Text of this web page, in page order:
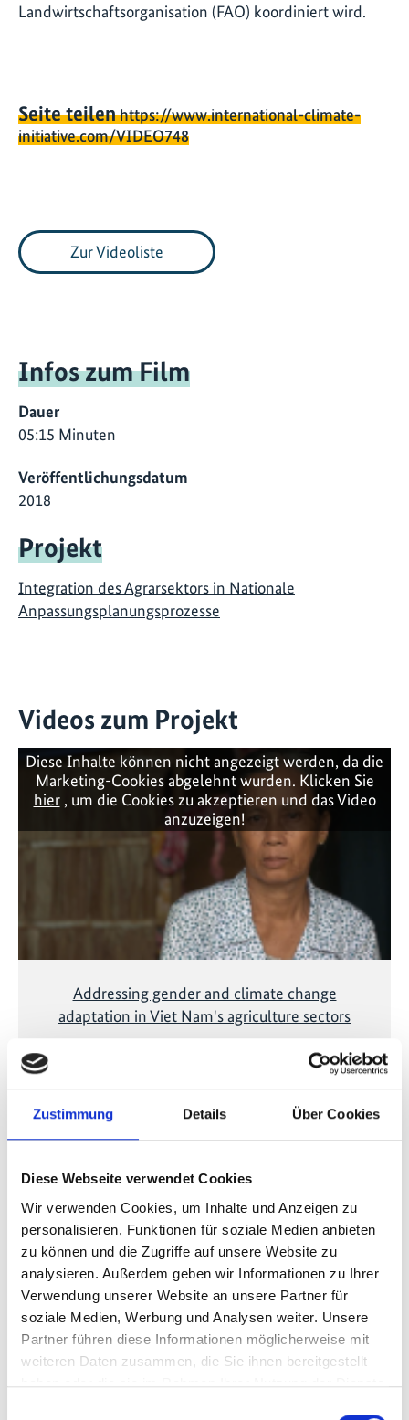
Zustimmung Details Über Cookies
Diese Webseite verwendet Cookies
Wir verwenden Cookies, um Inhalte und Anzeigen zu
personalisieren, Funktionen für soziale Medien anbieten
zu können und die Zugriffe auf unsere Website zu
analysieren. Außerdem geben wir Informationen zu Ihrer
Verwendung unserer Website an unsere Partner für
soziale Medien, Werbung und Analysen weiter. Unsere
Partner führen diese Informationen möglicherweise mit
weiteren Daten zusammen, die Sie ihnen bereitgestellt
haben oder die sie im Rahmen Ihrer Nutzung der Dienste
Landwirtschaftsorganisation (FAO) koordiniert wird.
Seite teilenhttps://www.international-climate-
initiative.com/VIDEO748
Zur Videoliste
Infos zum Film
Dauer
05:15 Minuten
Veröffentlichungsdatum
2018
Projekt
Integration des Agrarsektors in Nationale
Anpassungsplanungsprozesse
Videos zum Projekt
Vorherige
Diese Inhalte können nicht angezeigt werden, da die
Marketing-Cookies abgelehnt wurden. Klicken Sie
hier, um die Cookies zu akzeptieren und das Video
anzuzeigen!
Addressing gender and climate change
adaptation in Viet Nam's agriculture sectors
Publikationen zum Projekt
06/ 2023 | Bildungsmaterialien
Addressing agriculture in National